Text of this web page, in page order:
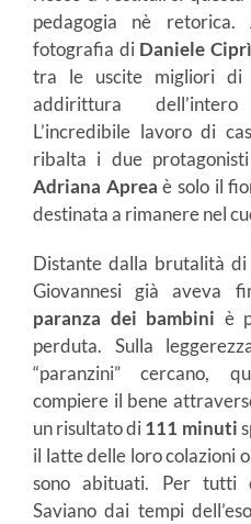
pedagogia nè retorica.
fotografia di Daniele Ciprì
tra le uscite migliori di
addirittura
L’incredibile lavoro di
ribalta i due protagonisti
Adriana Apreaè solo il
destinata a rimanere nel
Distante dalla brutalità di
Giovannesi già aveva
paranza dei bambini è
perduta. Sulla
“paranzini” cercano,
compiere il bene
un risultato di111 minuti
il latte delle loro colazioni
sono abituati. Per tutti
Saviano dai tempi